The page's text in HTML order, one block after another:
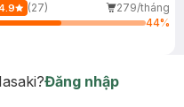
(27)
279/tháng
44%
Đăng nhập